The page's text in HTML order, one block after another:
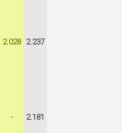
2.028 2.237
- 2.181